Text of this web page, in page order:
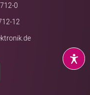
0
12